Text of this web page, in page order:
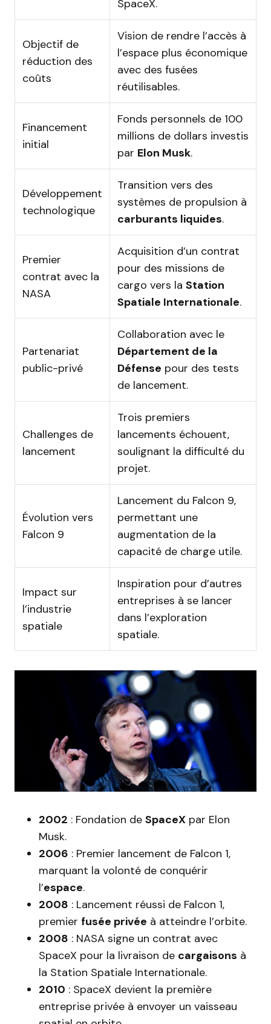
SpaceX.
Objectif de
réduction des
coûts
Vision de rendre l’accès à
l’espace plus économique
avec des fusées
réutilisables.
Financement
initial
Fonds personnels de 100
millions de dollars investis
par Elon Musk.
Développement
technologique
Transition vers des
systèmes de propulsion à
carburants liquides.
Premier
contrat avec la
NASA
Acquisition d’un contrat
pour des missions de
cargo vers la Station
Spatiale Internationale.
Partenariat
public-privé
Collaboration avec le
Département de la
Défense pour des tests
de lancement.
Challenges de
lancement
Trois premiers
lancements échouent,
soulignant la difficulté du
projet.
Évolution vers
Falcon 9
Lancement du Falcon 9,
permettant une
augmentation de la
capacité de charge utile.
Impact sur
l’industrie
spatiale
Inspiration pour d’autres
entreprises à se lancer
dans l’exploration
spatiale.
2002 : Fondation de SpaceX par Elon
Musk.
2006 : Premier lancement de Falcon 1,
marquant la volonté de conquérir
l’espace.
2008 : Lancement réussi de Falcon 1,
premier fusée privée à atteindre l’orbite.
2008 : NASA signe un contrat avec
SpaceX pour la livraison de cargaisons à
la Station Spatiale Internationale.
2010 : SpaceX devient la première
entreprise privée à envoyer un vaisseau